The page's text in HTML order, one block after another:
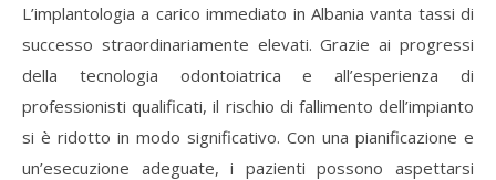
L’implantologia a carico immediato in Albania vanta tassi di
successo straordinariamente elevati. Grazie ai progressi
della tecnologia odontoiatrica e all’esperienza di
professionisti qualificati, il rischio di fallimento dell’impianto
si è ridotto in modo significativo. Con una pianificazione e
un’esecuzione adeguate, i pazienti possono aspettarsi